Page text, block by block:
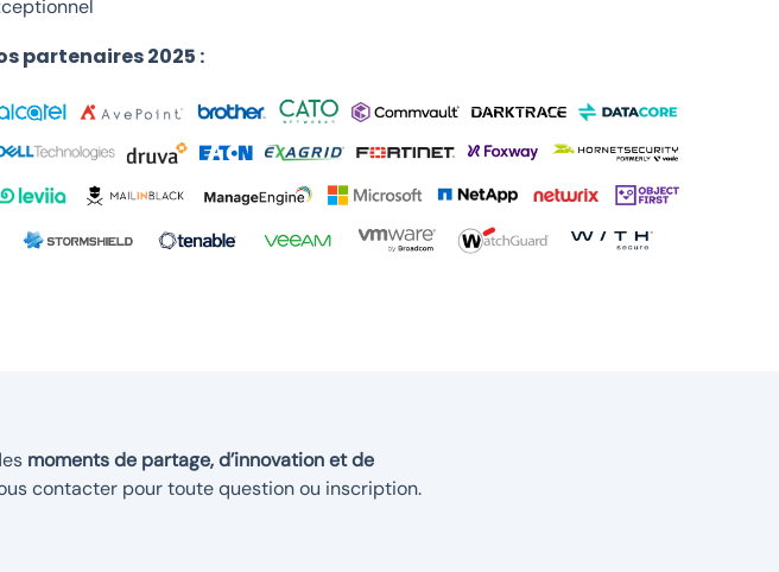
partenaires 2025 :
moments de partage, d’innovation et de
contacter pour toute question ou inscription.